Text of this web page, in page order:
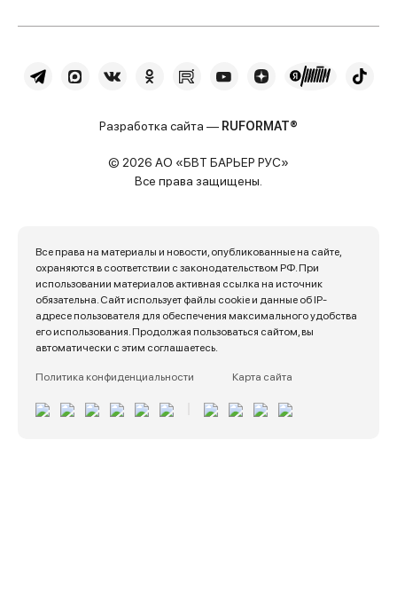
Разработка сайта — RUFORMAT®
© 2026 АО «БВТ БАРЬЕР РУС»
Все права защищены.
Все права на материалы и новости, опубликованные на сайте,
охраняются в соответствии с законодательством РФ. При
использовании материалов активная ссылка на источник
обязательна. Сайт использует файлы cookie и данные об IP-
адресе пользователя для обеспечения максимального удобства
его использования. Продолжая пользоваться сайтом, вы
автоматически с этим соглашаетесь.
Политика конфиденциальности Карта сайта